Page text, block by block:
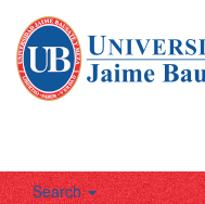
Search